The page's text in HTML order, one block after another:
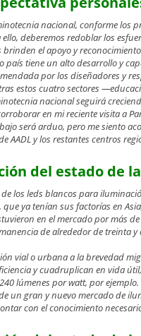
nacional, conforme los
deberemos redoblar los
brinden el apoyo y
país tiene un alto desarrollo y
por los diseñadores y
estos cuatro sectores
nacional seguirá
en mi reciente visita a
será arduo, pero me siento
AADL y los restantes centros
del estado de
los leds blancos para
ya tenían sus factorías en
en el mercado por más
de alrededor de treinta
vial o urbana a la brevedad
y cuadruplican en vida útil,
lúmenes por watt, por ejemplo.
un gran y nuevo mercado de
con el conocimiento